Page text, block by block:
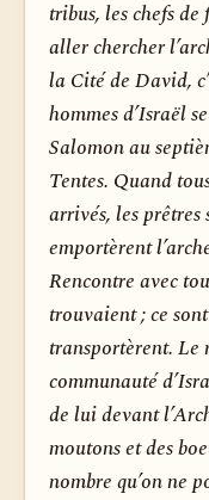
tribus, les chefs
aller chercher
la Cité de David,
hommes d’Israël
Salomon au
Tentes. Quand
arrivés, les prêtres
emportèrent
Rencontre avec
trouvaient ; ce
transportèrent.
communauté
de lui devant
moutons et des
nombre qu’on ne